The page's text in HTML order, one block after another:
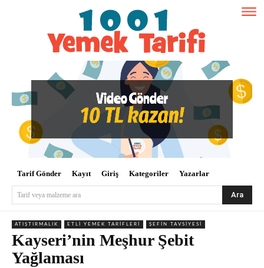
Tarif Gönder Kayıt Giriş Kategoriler Yazarlar
Tarif veya malzeme ara Ara
ATIŞTIRMALIK ETLI YEMEK TARIFLERI ŞEFIN TAVSIYESI
Kayseri’nin Meşhur Şebit
Yağlaması